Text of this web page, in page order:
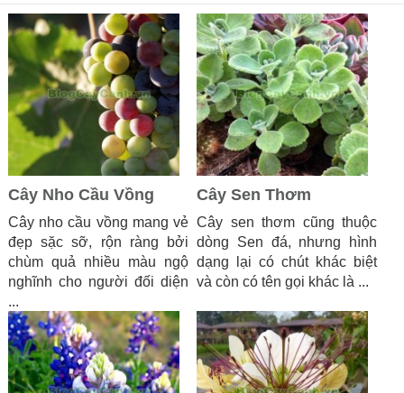
Cây Nho Cầu Vồng
Cây nho cầu vồng mang vẻ
đẹp sặc sỡ, rộn ràng bởi
chùm quả nhiều màu ngộ
nghĩnh cho người đối diện
...
Cây Sen Thơm
Cây sen thơm cũng thuộc
dòng Sen đá, nhưng hình
dạng lại có chút khác biệt
và còn có tên gọi khác là ...